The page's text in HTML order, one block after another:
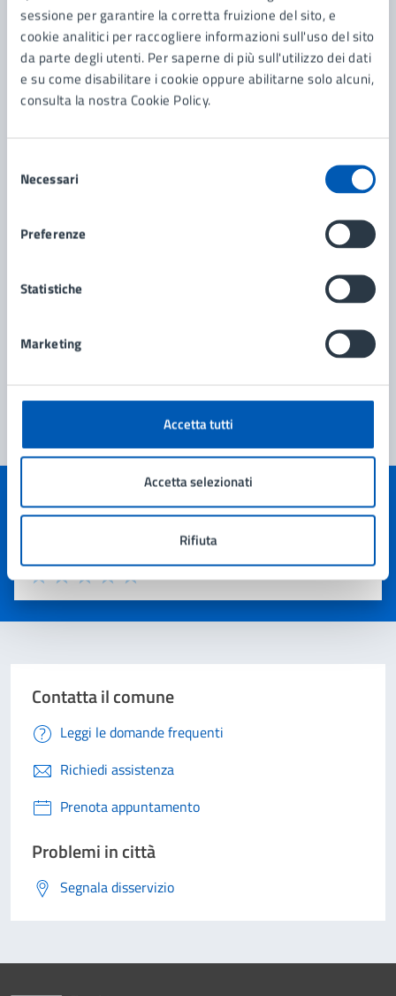
sessione per garantire la corretta fruizione del sito, e
cookie analitici per raccogliere informazioni sull'uso del sito
da parte degli utenti. Per saperne di più sull'utilizzo dei dati
e su come disabilitare i cookie oppure abilitarne solo alcuni,
consulta la nostra Cookie Policy.
delNecessari
Preferenze
Statistiche
Marketing
Accetta tutti
Accetta selezionati
Rifiuta
Contenuti correlati
Servizi
Dichiarazione anagrafica per la costituzione della
Pubblicazioni di Matrimonio Religioso (cattolico o
acattolico)
Quanto sono chiare le informazioni su questa
Valuta 5 stelle su 5
Valuta 4 stelle su 5
Valuta 3 stelle su 5
Valuta 2 stelle su 5
Valuta 1 stelle su 5
Contatta il comune
Leggi le domande frequenti
Richiedi assistenza
Prenota appuntamento
Problemi in città
Segnala disservizio